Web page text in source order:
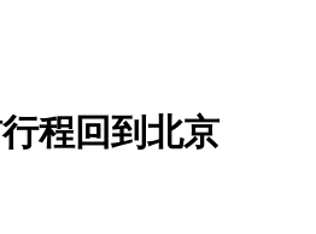
程回到北京